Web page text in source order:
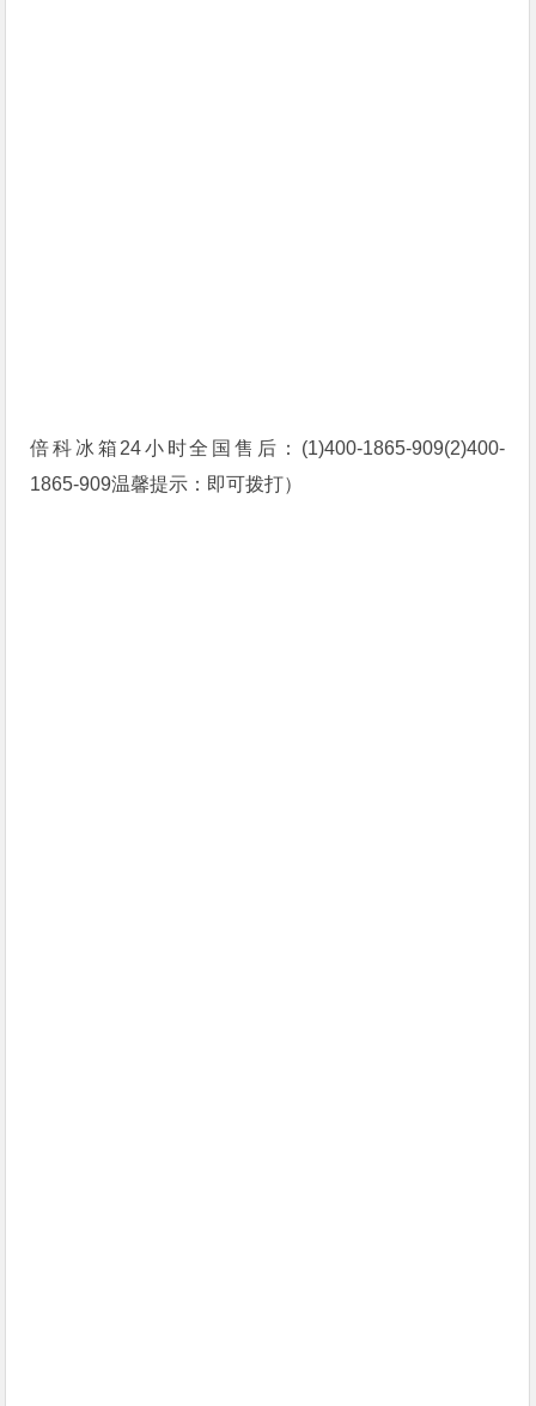
倍科冰箱24小时全国售后：(1)400-1865-909(2)400-
1865-909温馨提示：即可拨打）